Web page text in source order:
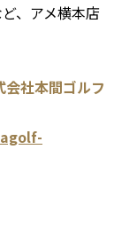
、アメ横本店
社本間ゴルフ